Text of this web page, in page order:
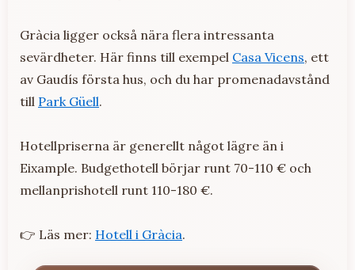
Gràcia ligger också nära flera intressanta
sevärdheter. Här finns till exempel Casa Vicens, ett
av Gaudís första hus, och du har promenadavstånd
till Park Güell.
Hotellpriserna är generellt något lägre än i
Eixample. Budgethotell börjar runt 70-110 € och
mellanprishotell runt 110-180 €.
👉 Läs mer: Hotell i Gràcia.